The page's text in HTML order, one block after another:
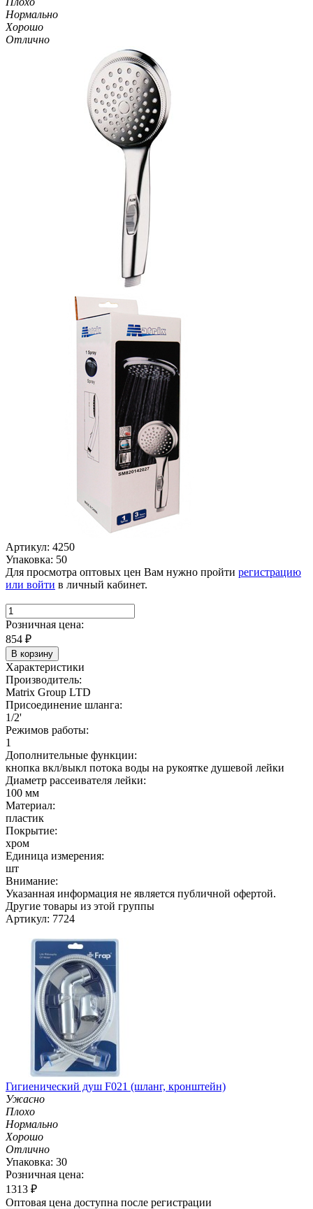
Нормально
Хорошо
Отлично
Артикул: 4250
Упаковка: 50
Для просмотра оптовых цен Вам нужно пройти регистрацию
или войти в личный кабинет.
Розничная цена:
854 ₽
В корзину
Характеристики
Производитель:
Matrix Group LTD
Присоединение шланга:
1/2'
Режимов работы:
1
Дополнительные функции:
кнопка вкл/выкл потока воды на рукоятке душевой лейки
Диаметр рассеивателя лейки:
100 мм
Материал:
пластик
Покрытие:
хром
Единица измерения:
шт
Внимание:
Указанная информация не является публичной офертой.
Другие товары из этой группы
Артикул: 7724
Гигиенический душ F021 (шланг, кронштейн)
Ужасно
Плохо
Нормально
Хорошо
Отлично
Упаковка: 30
Розничная цена:
1313 ₽
Оптовая цена доступна после регистрации